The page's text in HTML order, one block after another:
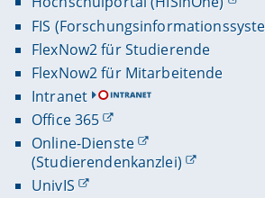
FIS
FlexNow2 für Studierende
FlexNow2 für Mitarbeitende
Intranet
Office 365
Online-Dienste
(Studierendenkanzlei)
UnivIS